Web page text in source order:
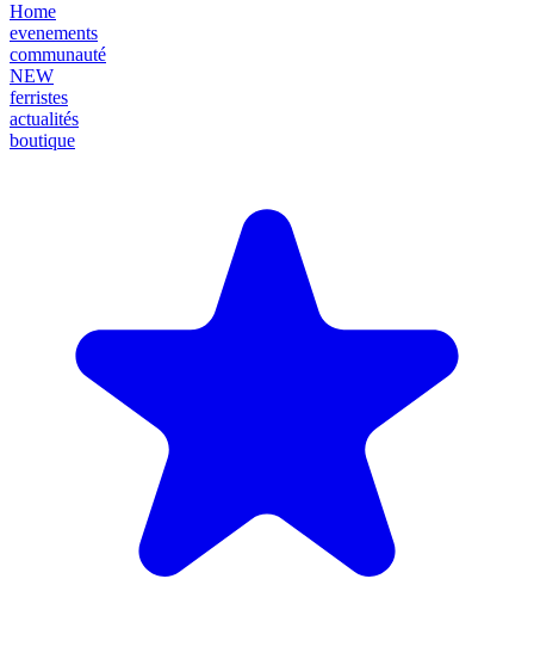
Home
evenements
communauté
NEW
ferristes
actualités
boutique